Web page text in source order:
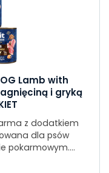
Lamb with
i gryką
z dodatkiem
dla psów
pokarmowym....